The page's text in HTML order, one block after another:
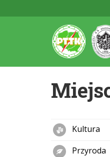
Kultura
Przyroda